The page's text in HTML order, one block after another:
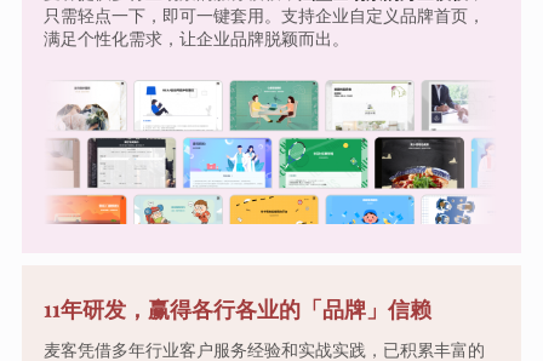
只需轻点一下，即可一键套用。支持企业自定义品牌首页，
满足个性化需求，让企业品牌脱颖而出。
11年研发，赢得各行各业的「品牌」信赖
麦客凭借多年行业客户服务经验和实战实践，已积累丰富的